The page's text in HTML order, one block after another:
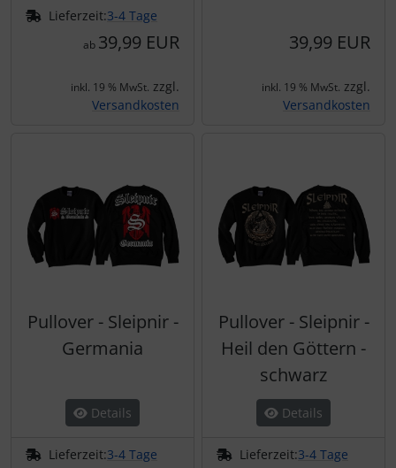
Lieferzeit:3-4 Tage
ab 39,99 EUR
inkl. 19 % MwSt. zzgl.
Versandkosten
39,99 EUR
inkl. 19 % MwSt. zzgl.
Versandkosten
Pullover - Sleipnir -
Germania
Details
Lieferzeit:3-4 Tage
Pullover - Sleipnir -
Heil den Göttern -
schwarz
Details
Lieferzeit:3-4 Tage